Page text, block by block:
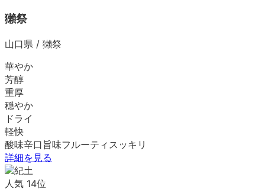
獺祭
山口県 / 獺祭
華やか
芳醇
重厚
穏やか
ドライ
軽快
酸味辛口 旨味フルーティ スッキリ
詳細を見る
人気 14位